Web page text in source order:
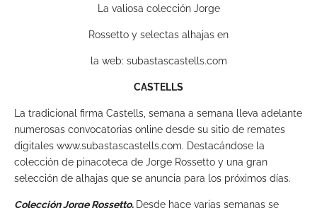
La valiosa colección Jorge
Rossetto y selectas alhajas en
la web: subastascastells.com
CASTELLS
La tradicional firma Castells, semana a semana lleva adelante
numerosas convocatorias online desde su sitio de remates
digitales www.subastascastells.com. Destacándose la
colección de pinacoteca de Jorge Rossetto y una gran
selección de alhajas que se anuncia para los próximos días.
Colección Jorge Rossetto. Desde hace varias semanas se